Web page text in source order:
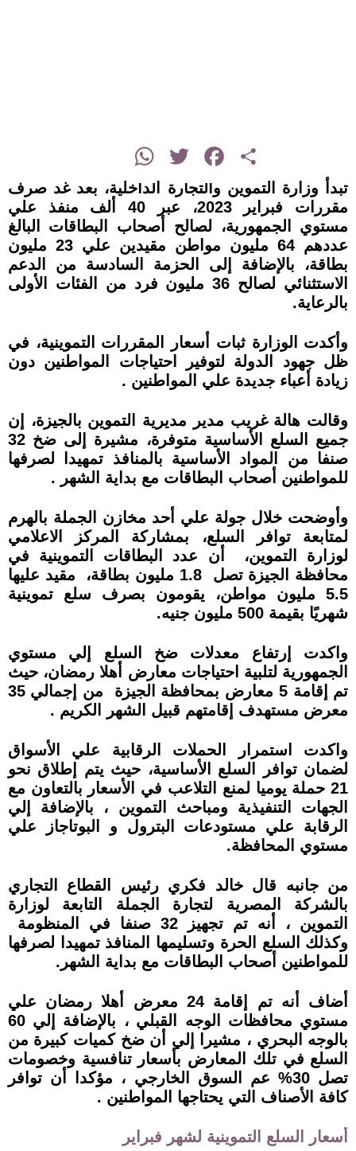
Share
Facebook
Twitter
WhatsApp
تبدأ وزارة التموين والتجارة الداخلية، بعد غد صرف
مقررات فبراير 2023، عبر 40 ألف منفذ علي
مستوي الجمهورية، لصالح أصحاب البطاقات البالغ
عددهم 64 مليون مواطن مقيدين علي 23 مليون
بطاقة، بالإضافة إلى الحزمة السادسة من الدعم
الاستثنائي لصالح 36 مليون فرد من الفئات الأولى
بالرعاية.
وأكدت الوزارة ثبات أسعار المقررات التموينية، في
ظل جهود الدولة لتوفير احتياجات المواطنين دون
زيادة أعباء جديدة علي المواطنين .
وقالت هالة غريب مدير مديرية التموين بالجيزة، إن
جميع السلع الأساسية متوفرة، مشيرة إلى ضخ 32
صنفا من المواد الأساسية بالمنافذ تمهيدا لصرفها
للمواطنين أصحاب البطاقات مع بداية الشهر .
وأوضحت خلال جولة علي أحد مخازن الجملة بالهرم
لمتابعة توافر السلع، بمشاركة المركز الاعلامي
لوزارة التموين، أن عدد البطاقات التموينية في
محافظة الجيزة تصل 1.8 مليون بطاقة، مقيد عليها
5.5 مليون مواطن، يقومون بصرف سلع تموينية
شهريًا بقيمة 500 مليون جنيه.
واكدت إرتفاع معدلات ضخ السلع إلي مستوي
الجمهورية لتلبية احتياجات معارض أهلا رمضان، حيث
تم إقامة 5 معارض بمحافظة الجيزة من إجمالي 35
معرض مستهدف إقامتهم قبيل الشهر الكريم .
واكدت استمرار الحملات الرقابية علي الأسواق
لضمان توافر السلع الأساسية، حيث يتم إطلاق نحو
21 حملة يوميا لمنع التلاعب في الأسعار بالتعاون مع
الجهات التنفيذية ومباحث التموين ، بالإضافة إلي
الرقابة علي مستودعات البترول و البوتاجاز علي
مستوي المحافظة.
من جانبه قال خالد فكري رئيس القطاع التجاري
بالشركة المصرية لتجارة الجملة التابعة لوزارة
التموين ، أنه تم تجهيز 32 صنفا في المنظومة
وكذلك السلع الحرة وتسليمها المنافذ تمهيدا لصرفها
للمواطنين أصحاب البطاقات مع بداية الشهر.
أضاف أنه تم إقامة 24 معرض أهلا رمضان علي
مستوي محافظات الوجه القبلي ، بالإضافة إلي 60
بالوجه البحري ، مشيرا إلي أن ضخ كميات كبيرة من
السلع في تلك المعارض بأسعار تنافسية وخصومات
تصل 30% عم السوق الخارجي ، مؤكدا أن توافر
كافة الأصناف التي يحتاجها المواطنين .
أسعار السلع التموينية لشهر فبراير